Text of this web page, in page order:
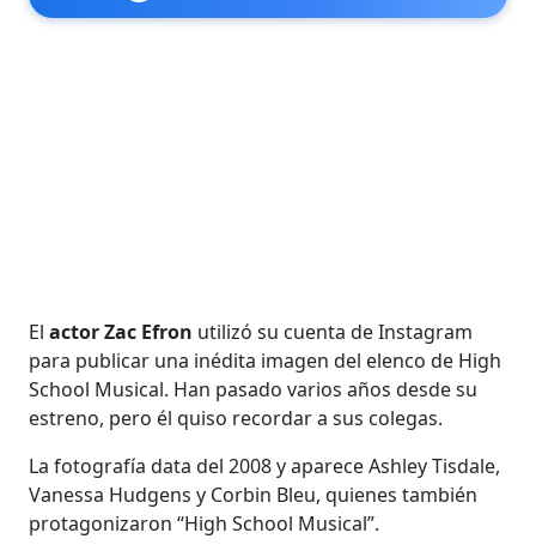
Elactor Zac Efron utilizó su cuenta de Instagram
para publicar una inédita imagen del elenco de High
School Musical. Han pasado varios años desde su
estreno, pero él quiso recordar a sus colegas.
La fotografía data del 2008 y apareceAshley Tisdale,
Vanessa Hudgens y Corbin Bleu, quienes también
protagonizaron “High School Musical”.